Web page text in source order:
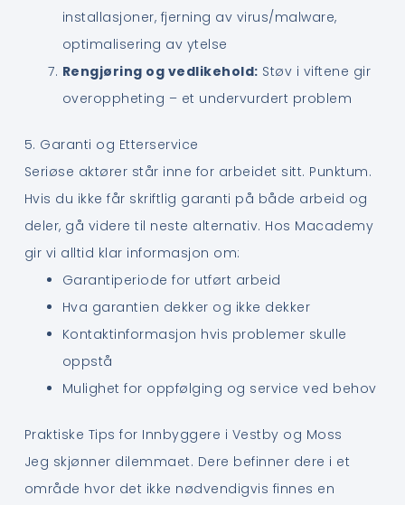
installasjoner, fjerning av virus/malware,
optimalisering av ytelse
Rengjøring og vedlikehold: Støv i viftene gir
overoppheting – et undervurdert problem
5. Garanti og Etterservice
Seriøse aktører står inne for arbeidet sitt. Punktum.
Hvis du ikke får skriftlig garanti på både arbeid og
deler, gå videre til neste alternativ. Hos Macademy
gir vi alltid klar informasjon om:
Garantiperiode for utført arbeid
Hva garantien dekker og ikke dekker
Kontaktinformasjon hvis problemer skulle
oppstå
Mulighet for oppfølging og service ved behov
Praktiske Tips for Innbyggere i Vestby og Moss
Jeg skjønner dilemmaet. Dere befinner dere i et
område hvor det ikke nødvendigvis finnes en